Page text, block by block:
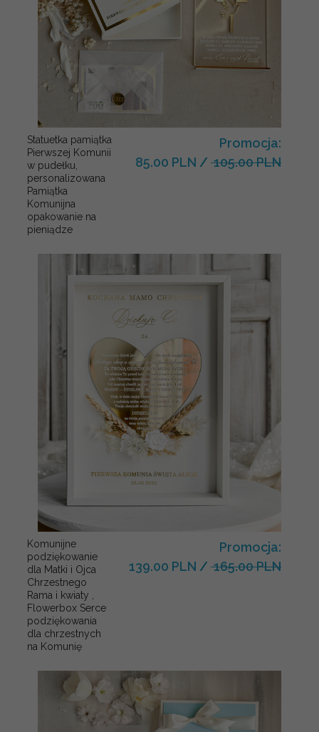
Statuetka pamiątka
Pierwszej Komunii
w pudełku,
personalizowana
Pamiątka
Komunijna
opakowanie na
pieniądze
Promocja:
85.00 PLN / 105.00 PLN
Komunijne
podziękowanie
dla Matki i Ojca
Chrzestnego
Rama i kwiaty ,
Flowerbox Serce
podziękowania
dla chrzestnych
na Komunię
Promocja:
139.00 PLN / 165.00 PLN